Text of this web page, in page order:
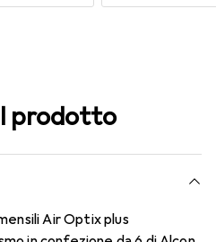
prodotto
Air Optix plus